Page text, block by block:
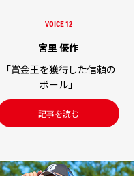
VOICE 12
宮里 優作
「賞金王を獲得した信頼の
ボール」
記事を読む